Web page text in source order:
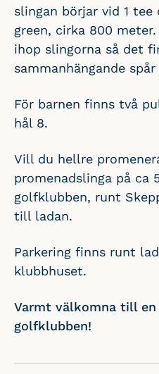
slingan börjar vid 1
green, cirka 800
ihop slingorna så det
sammanhängande
För barnen finns två
hål 8.
Vill du hellre
promenadslinga på ca
golfklubben, runt
till ladan.
Parkering finns runt
klubbhuset.
Varmt välkomna till
golfklubben!